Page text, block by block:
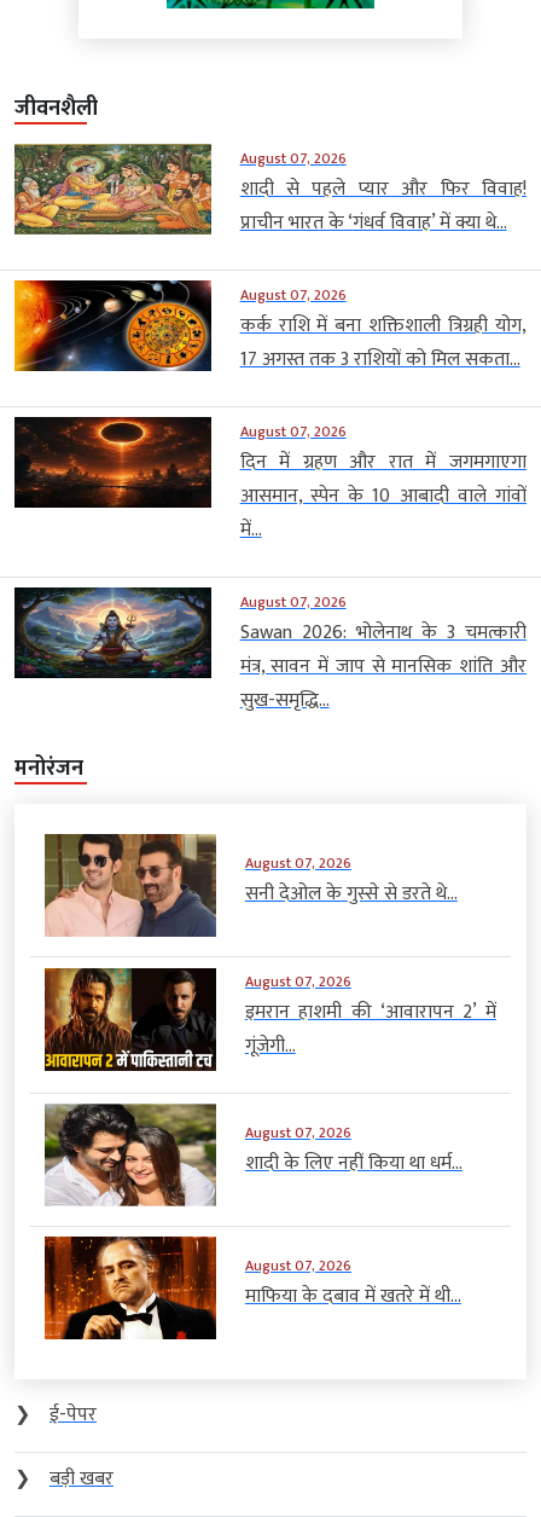
जीवनशैली
August 07, 2026
शादी से पहले प्यार और फिर विवाह!
प्राचीन भारत के ‘गंधर्व विवाह’ में क्या थे...
August 07, 2026
कर्क राशि में बना शक्तिशाली त्रिग्रही योग,
17 अगस्त तक 3 राशियों को मिल सकता...
August 07, 2026
दिन में ग्रहण और रात में जगमगाएगा
आसमान, स्पेन के 10 आबादी वाले गांवों
में...
August 07, 2026
Sawan 2026: भोलेनाथ के 3 चमत्कारी
मंत्र, सावन में जाप से मानसिक शांति और
सुख-समृद्धि...
मनोरंजन
August 07, 2026
सनी देओल के गुस्से से डरते थे...
August 07, 2026
इमरान हाशमी की ‘आवारापन 2’ में
गूंजेगी...
August 07, 2026
शादी के लिए नहीं किया था धर्म...
August 07, 2026
माफिया के दबाव में खतरे में थी...
❯
ई-पेपर
❯
बड़ी खबर